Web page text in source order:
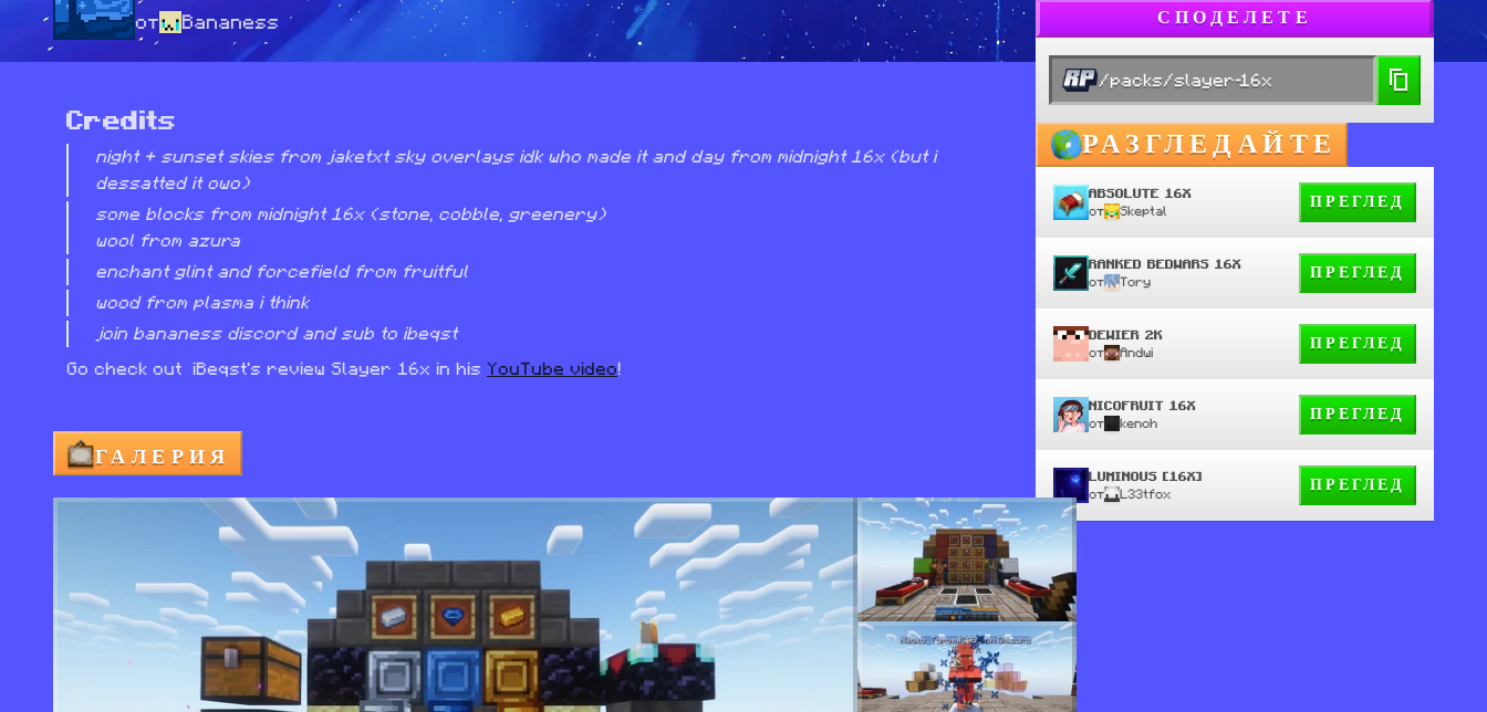
от Bananess
Credits
night + sunset skies from jaketxt sky overlays idk who made it and day from midnight 16x (but i
dessatted it owo)
some blocks from midnight 16x (stone, cobble, greenery)
wool from azura
enchant glint and forcefield from fruitful
wood from plasma i think
join bananess discord and sub to ibeqst
Go check out  iBeqst's review Slayer 16x in his YouTube video!
ГАЛЕРИЯ
СПОДЕЛЕТЕ
/packs/slayer-16x
РАЗГЛЕДАЙТЕ
ABSOLUTE 16X
от Skeptal
ПРЕГЛЕД
RANKED BEDWARS 16X
от Tory
ПРЕГЛЕД
DEWIER 2K
от Andwi
ПРЕГЛЕД
NICOFRUIT 16X
от kenoh
ПРЕГЛЕД
LUMINOUS [16X]
от L33tfox
ПРЕГЛЕД